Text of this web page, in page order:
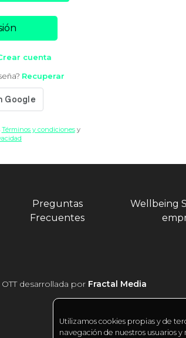
cuenta
Recuperar
Términos y condicionesy
Preguntas
Frecuentes
Wellbeing
desarrollada por Fractal Media
Utilizamos cookies propias y de
navegación de nuestros usuarios